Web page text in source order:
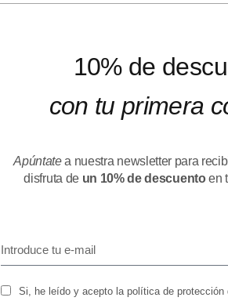
10% de
con tu primera
Apúntatea nuestra newsletter para
disfruta de un 10% de descuentoen
Si, he leído y acepto la política de protección